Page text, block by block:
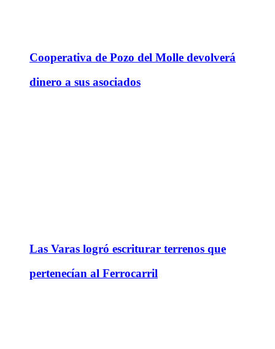
Cooperativa de Pozo del Molle devolverá
dinero a sus asociados
Las Varas logró escriturar terrenos que
pertenecían al Ferrocarril